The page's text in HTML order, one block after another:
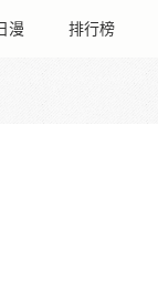
漫 排行榜